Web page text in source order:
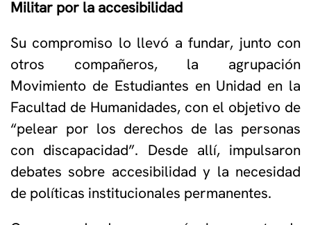
Militar por la accesibilidad
Su compromiso lo llevó a fundar, junto con
otros compañeros, la agrupación
Movimiento de Estudiantes en Unidad en la
Facultad de Humanidades, con el objetivo de
“pelear por los derechos de las personas
con discapacidad”. Desde allí, impulsaron
debates sobre accesibilidad y la necesidad
de políticas institucionales permanentes.